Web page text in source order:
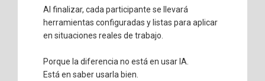
Al finalizar, cada participante se llevará
herramientas configuradas y listas para aplicar
en situaciones reales de trabajo.
Porque la diferencia no está en usar IA.
Está en saber usarla bien.